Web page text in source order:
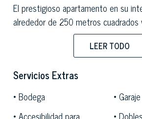
El prestigioso apartamento en su
alrededor de 250 metros cuadrados
recientemente renovado, con
acabados y pisos de madera, todo
ofrece varias habitaciones con la
amueblarlas a su gusto, incluyendo
dos baños.
LEER TODO
Servicios Extras
Bodega
Garaje